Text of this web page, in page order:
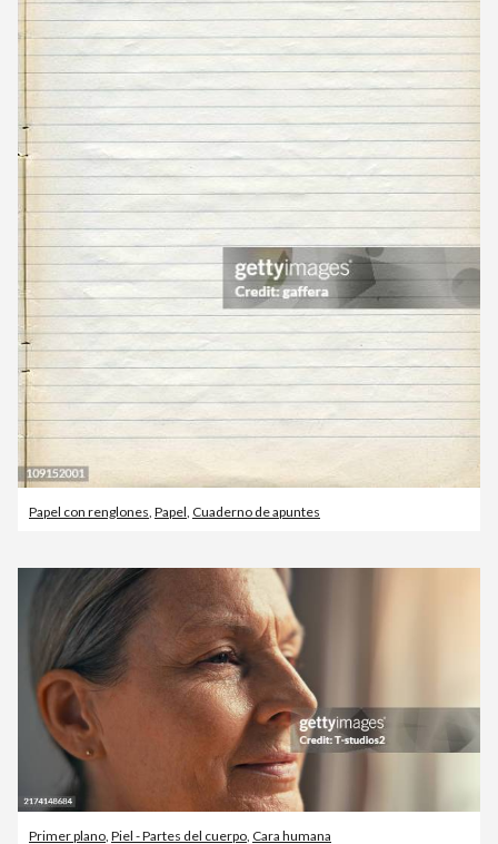
Papel con renglones Papel Cuaderno de apuntes
Primer plano, Piel - Partes del cuerpo, Cara humana